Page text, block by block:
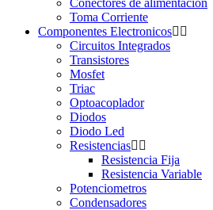
Conectores de alimentacion
Toma Corriente
Componentes Electronicos
Circuitos Integrados
Transistores
Mosfet
Triac
Optoacoplador
Diodos
Diodo Led
Resistencias
Resistencia Fija
Resistencia Variable
Potenciometros
Condensadores